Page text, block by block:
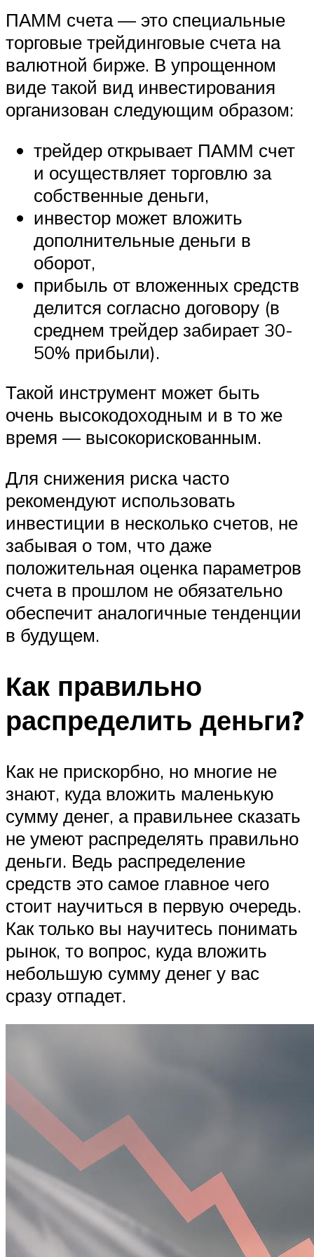
ПАММ счета — это специальные
торговые трейдинговые счета на
валютной бирже. В упрощенном
виде такой вид инвестирования
организован следующим образом:
трейдер открывает ПАММ счет
и осуществляет торговлю за
собственные деньги,
инвестор может вложить
дополнительные деньги в
оборот,
прибыль от вложенных средств
делится согласно договору (в
среднем трейдер забирает 30-
50% прибыли).
Такой инструмент может быть
очень высокодоходным и в то же
время — высокорискованным.
Для снижения риска часто
рекомендуют использовать
инвестиции в несколько счетов, не
забывая о том, что даже
положительная оценка параметров
счета в прошлом не обязательно
обеспечит аналогичные тенденции
в будущем.
Как правильно
распределить деньги?
Как не прискорбно, но многие не
знают, куда вложить маленькую
сумму денег, а правильнее сказать
не умеют распределять правильно
деньги. Ведь распределение
средств это самое главное чего
стоит научиться в первую очередь.
Как только вы научитесь понимать
рынок, то вопрос, куда вложить
небольшую сумму денег у вас
сразу отпадет.